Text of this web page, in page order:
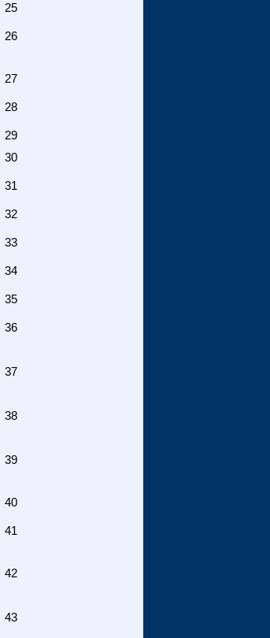
25
26
27
28
29
30
31
32
33
34
35
36
37
38
39
40
41
42
43